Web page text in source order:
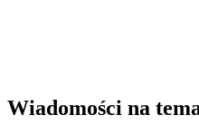
Wiadomości na